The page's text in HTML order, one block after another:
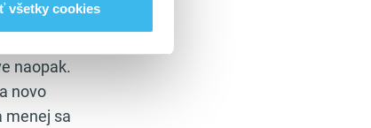
všetky cookies
naopak.
novo
menej sa